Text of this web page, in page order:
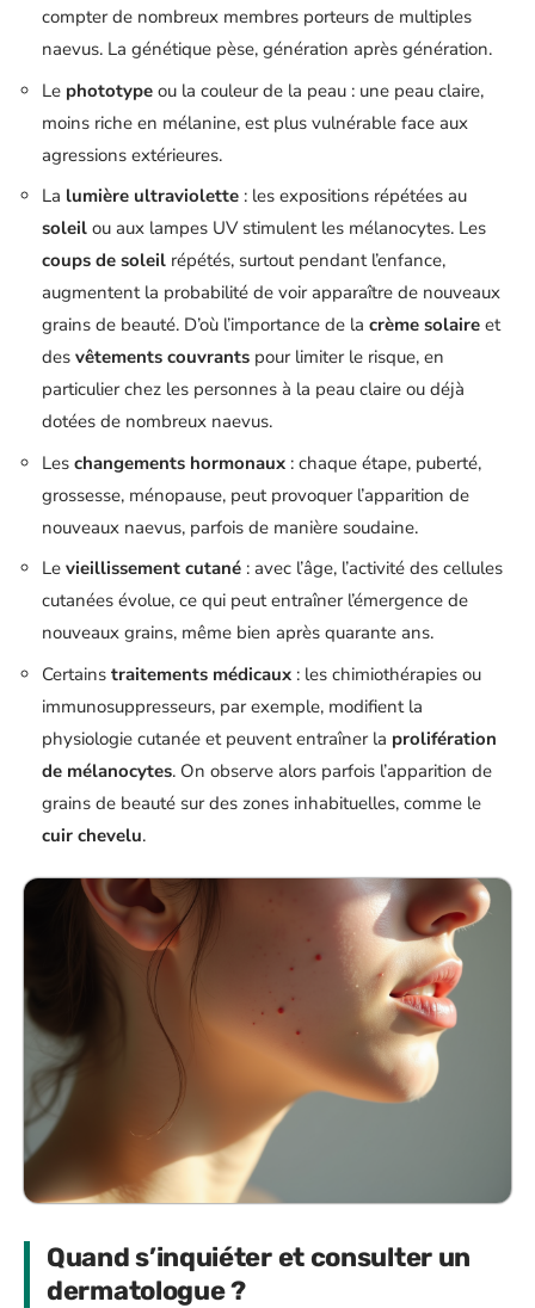
compter de nombreux membres porteurs de multiples
naevus. La génétique pèse, génération après génération.
Le phototype ou la couleur de la peau : une peau claire,
moins riche en mélanine, est plus vulnérable face aux
agressions extérieures.
La lumière ultraviolette : les expositions répétées au
soleil ou aux lampes UV stimulent les mélanocytes. Les
coups de soleil répétés, surtout pendant l’enfance,
augmentent la probabilité de voir apparaître de nouveaux
grains de beauté. D’où l’importance de la crème solaire et
des vêtements couvrants pour limiter le risque, en
particulier chez les personnes à la peau claire ou déjà
dotées de nombreux naevus.
Les changements hormonaux : chaque étape, puberté,
grossesse, ménopause, peut provoquer l’apparition de
nouveaux naevus, parfois de manière soudaine.
Le vieillissement cutané : avec l’âge, l’activité des cellules
cutanées évolue, ce qui peut entraîner l’émergence de
nouveaux grains, même bien après quarante ans.
Certains traitements médicaux : les chimiothérapies ou
immunosuppresseurs, par exemple, modifient la
physiologie cutanée et peuvent entraîner la prolifération
de mélanocytes. On observe alors parfois l’apparition de
grains de beauté sur des zones inhabituelles, comme le
cuir chevelu.
Quand s’inquiéter et consulter un
dermatologue ?